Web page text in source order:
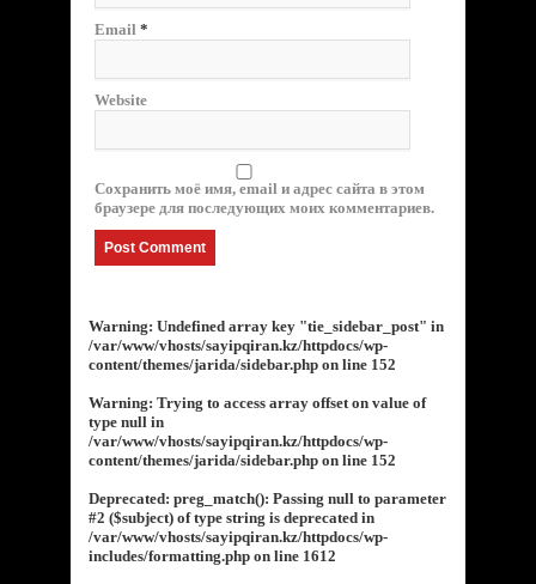
Email *
Website
Сохранить моё имя, email и адрес сайта в этом
браузере для последующих моих комментариев.
Warning: Undefined array key "tie_sidebar_post" in
/var/www/vhosts/sayipqiran.kz/httpdocs/wp-
content/themes/jarida/sidebar.php on line 152
Warning: Trying to access array offset on value of
type null in
/var/www/vhosts/sayipqiran.kz/httpdocs/wp-
content/themes/jarida/sidebar.php on line 152
Deprecated: preg_match(): Passing null to parameter
#2 ($subject) of type string is deprecated in
/var/www/vhosts/sayipqiran.kz/httpdocs/wp-
includes/formatting.php on line 1612